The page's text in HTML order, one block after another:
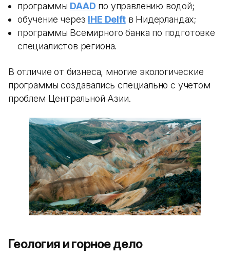
программы DAAD по управлению водой;
обучение через IHE Delftв Нидерландах;
программы Всемирного банка по подготовке
специалистов региона.
В отличие от бизнеса, многие экологические
программы создавались специально с учетом
проблем Центральной Азии.
Геология и горное дело